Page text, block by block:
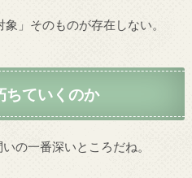
」そのものが存在しない。
ちていくのか
の一番深いところだね。